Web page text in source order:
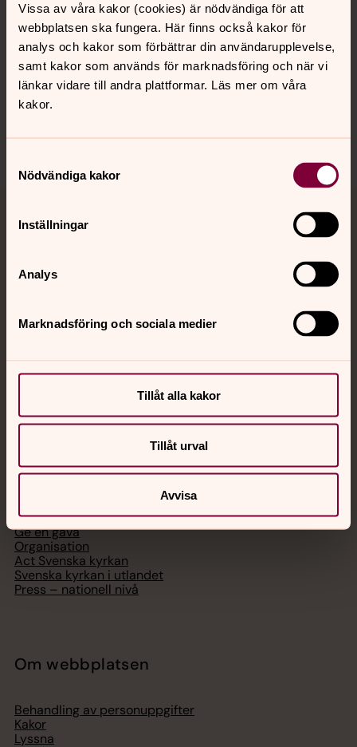
Vissa av våra kakor (cookies) är nödvändiga för att
webbplatsen ska fungera. Här finns också kakor för
analys och kakor som förbättrar din användarupplevelse,
samt kakor som används för marknadsföring och när vi
länkar vidare till andra plattformar. Läs mer om våra
kakor.
Nödvändiga kakor
Inställningar
Analys
Marknadsföring och sociala medier
Tillåt alla kakor
Tillåt urval
Avvisa
Hitta snabbt
Sociala kanaler
Jourhavande präst
Akut samtals- och krisstöd. Prata eller chatta anonymt
med en präst på kvällar och nätter.
Chatt
Telefon 112
Lediga jobb
Ge en gåva
Organisation
Act Svenska kyrkan
Svenska kyrkan i utlandet
Press – nationell nivå
Om webbplatsen
Behandling av personuppgifter
Kakor
Lyssna